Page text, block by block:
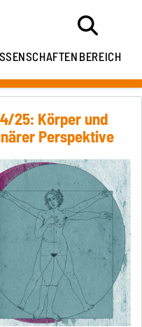
BEREICH
25: Körper und
Perspektive